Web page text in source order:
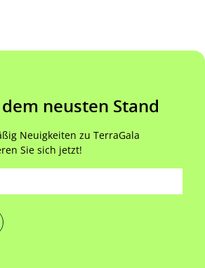
neusten Stand
Neuigkeiten zu TerraGala
Sie sich jetzt!